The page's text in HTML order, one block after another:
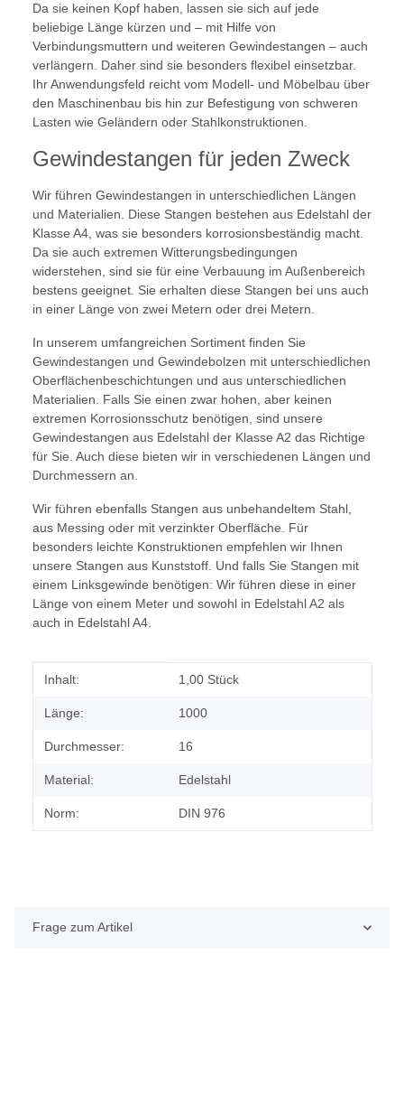
Da sie keinen Kopf haben, lassen sie sich auf jede
beliebige Länge kürzen und – mit Hilfe von
Verbindungsmuttern und weiteren Gewindestangen – auch
verlängern. Daher sind sie besonders flexibel einsetzbar.
Ihr Anwendungsfeld reicht vom Modell- und Möbelbau über
den Maschinenbau bis hin zur Befestigung von schweren
Lasten wie Geländern oder Stahlkonstruktionen.
Gewindestangen für jeden Zweck
Wir führen Gewindestangen in unterschiedlichen Längen
und Materialien. Diese Stangen bestehen aus Edelstahl der
Klasse A4, was sie besonders korrosionsbeständig macht.
Da sie auch extremen Witterungsbedingungen
widerstehen, sind sie für eine Verbauung im Außenbereich
bestens geeignet. Sie erhalten diese Stangen bei uns auch
in einer Länge von zwei Metern oder drei Metern.
In unserem umfangreichen Sortiment finden Sie
Gewindestangen und Gewindebolzen mit unterschiedlichen
Oberflächenbeschichtungen und aus unterschiedlichen
Materialien. Falls Sie einen zwar hohen, aber keinen
extremen Korrosionsschutz benötigen, sind unsere
Gewindestangen aus Edelstahl der Klasse A2 das Richtige
für Sie. Auch diese bieten wir in verschiedenen Längen und
Durchmessern an.
Wir führen ebenfalls Stangen aus unbehandeltem Stahl,
aus Messing oder mit verzinkter Oberfläche. Für
besonders leichte Konstruktionen empfehlen wir Ihnen
unsere Stangen aus Kunststoff. Und falls Sie Stangen mit
einem Linksgewinde benötigen: Wir führen diese in einer
Länge von einem Meter und sowohl in Edelstahl A2 als
auch in Edelstahl A4.
Produkteigenschaft
Wert
Inhalt: 1,00 Stück
Länge: 1000
Durchmesser: 16
Material: Edelstahl
Norm: DIN 976
Frage zum Artikel